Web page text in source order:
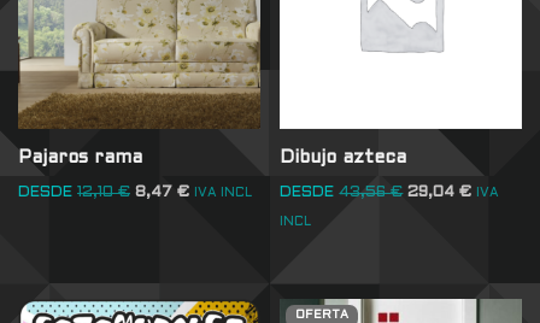
Pajaros rama
DESDE 12,10€ 8,47 € IVA INCL
Dibujo azteca
DESDE 43,56€ 29,04€ IVA
INCL
OFERTA